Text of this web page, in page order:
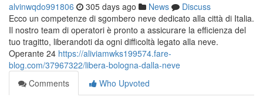
alvinwqdo991806 305 days ago News
Discuss
Ecco un competenze di sgombero neve dedicato alla città di Italia.
Il nostro team di operatori è pronto a assicurare la efficienza del
tuo tragitto, liberandoti da ogni difficoltà legato alla neve.
Operante 24 https://aliviamwks199574.fare-
blog.com/37967322/libera-bologna-dalla-neve
Comments
Who Upvoted